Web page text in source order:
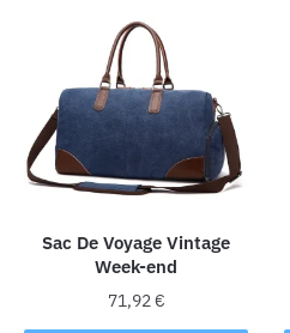
Sac De Voyage Vintage
Week-end
71,92€